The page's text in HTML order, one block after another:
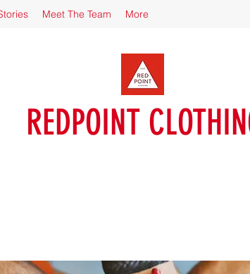
Meet The Team More
REDPOINT